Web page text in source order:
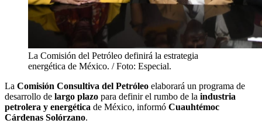
La Comisión del Petróleo definirá la estrategia
energética de México. / Foto: Especial.
La Comisión Consultiva del Petróleo elaborará un programa de
desarrollo de largo plazo para definir el rumbo de la industria
petrolera y energética de México, informó Cuauhtémoc
Cárdenas Solórzano.